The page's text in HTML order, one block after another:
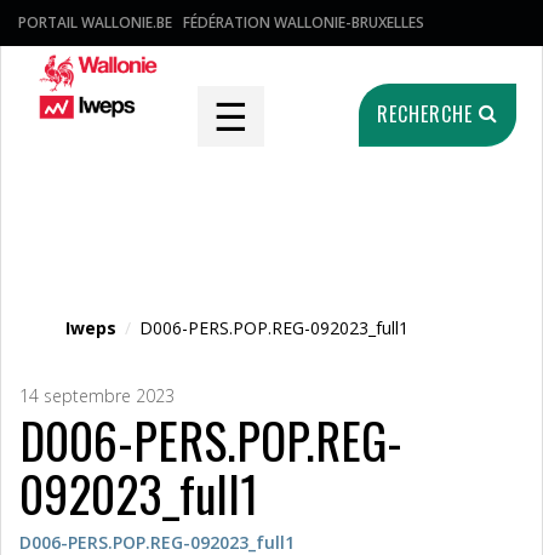
PORTAIL WALLONIE.BE FÉDÉRATION WALLONIE-BRUXELLES
☰ RECHERCHE
Iweps / D006-PERS.POP.REG-092023_full1
14 septembre 2023
D006-PERS.POP.REG-
092023_full1
D006-PERS.POP.REG-092023_full1